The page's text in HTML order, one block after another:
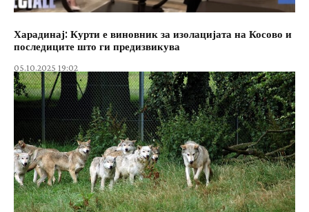
Харадинај: Курти е виновник за изолацијата на Косово и
последиците што ги предизвикува
05.10.2025 19:02